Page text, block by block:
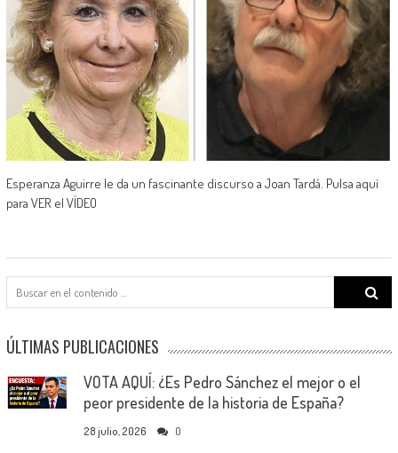
Esperanza Aguirre le da un fascinante discurso a Joan Tardá. Pulsa aquí
para VER el VÍDEO
Search
ÚLTIMAS PUBLICACIONES
VOTA AQUÍ: ¿Es Pedro Sánchez el mejor o el
peor presidente de la historia de España?
28 julio, 2026 0